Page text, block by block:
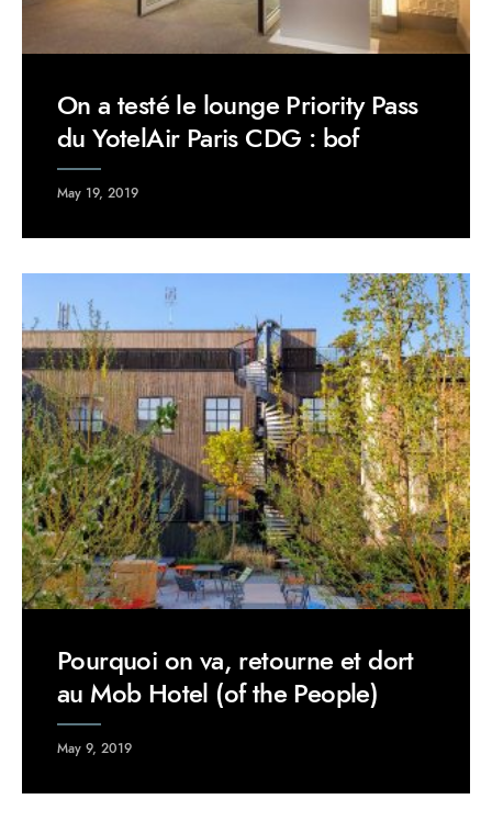
On a testé le lounge Priority Pass
du YotelAir Paris CDG : bof
May 19, 2019
Pourquoi on va, retourne et dort
au Mob Hotel (of the People)
May 9, 2019